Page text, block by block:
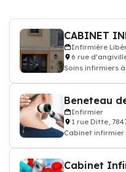
Infirmière
6 rue
Soins infirmiers
Beneteau
Infirmier
1 rue Ditte,
Cabinet
Cabinet